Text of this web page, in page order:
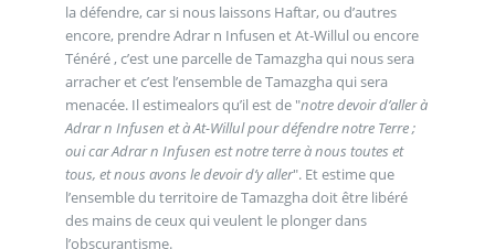
la défendre, car si nous laissons Haftar, ou d’autres
encore, prendre Adrar n Infusen et At-Willul ou encore
Ténéré , c’est une parcelle de Tamazgha qui nous sera
arracher et c’est l’ensemble de Tamazgha qui sera
menacée. Il estimealors qu’il est de "notre devoir d’aller à
Adrar n Infusen et à At-Willul pour défendre notre Terre ;
oui car Adrar n Infusen est notre terre à nous toutes et
tous, et nous avons le devoir d’y aller". Et estime que
l’ensemble du territoire de Tamazgha doit être libéré
des mains de ceux qui veulent le plonger dans
l’obscurantisme.